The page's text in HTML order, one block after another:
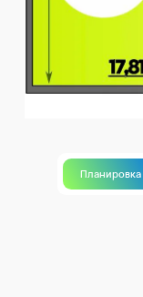
Планировка